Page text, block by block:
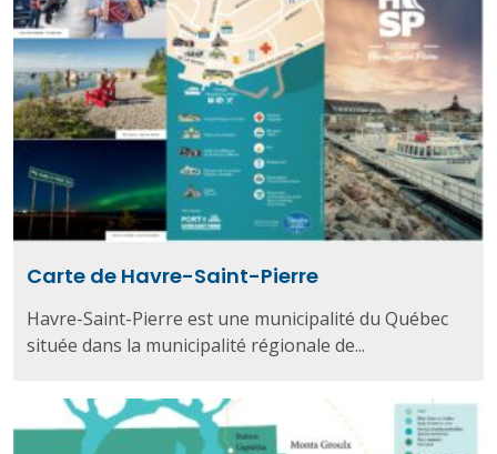
Carte de Havre-Saint-Pierre
Havre-Saint-Pierre est une municipalité du Québec
située dans la municipalité régionale de...